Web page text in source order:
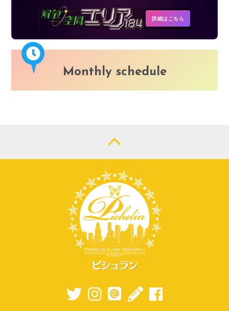
LOGIN
詳細はこちら
Monthly schedule